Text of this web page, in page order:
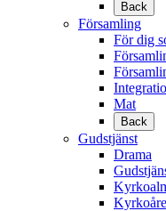
Back
Församling
För dig
Mat
Back
Gudstjänst
Drama